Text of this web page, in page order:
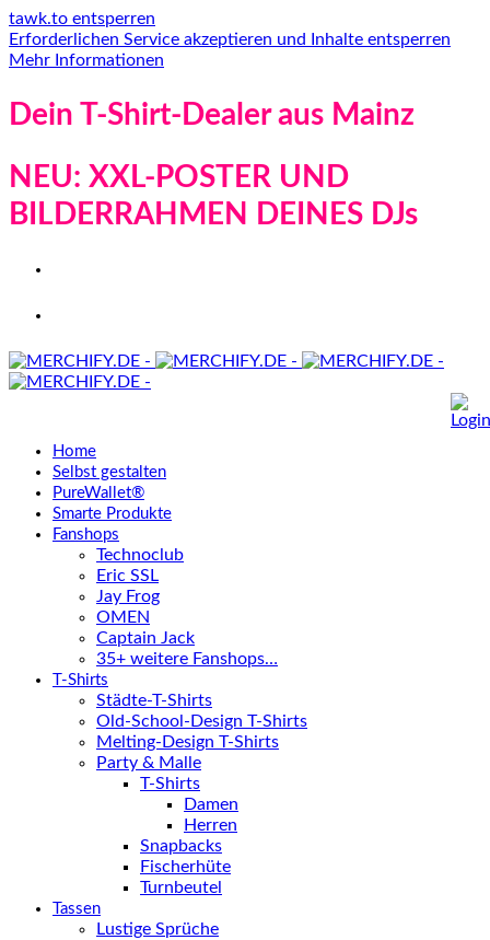
tawk.to entsperren
Erforderlichen Service akzeptieren und Inhalte entsperren
Mehr Informationen
Dein T-Shirt-Dealer aus Mainz
NEU: XXL-POSTER UND
BILDERRAHMEN DEINES DJs
Home
Selbst gestalten
PureWallet®
Smarte Produkte
Fanshops
Technoclub
Eric SSL
Jay Frog
OMEN
Captain Jack
35+ weitere Fanshops…
T-Shirts
Städte-T-Shirts
Old-School-Design T-Shirts
Melting-Design T-Shirts
Party & Malle
T-Shirts
Damen
Herren
Snapbacks
Fischerhüte
Turnbeutel
Tassen
Lustige Sprüche